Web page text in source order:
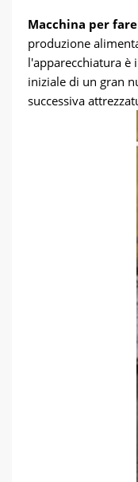
Macchina per
produzione
l'apparecchiatura è
iniziale di un gran
successiva